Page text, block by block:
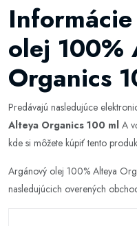
olej 100%
Organics
Predávajú nasledujúce
Alteya Organics 100 ml A
kde si môžete kúpiť tento
Argánový olej 100% Alteya
nasledujúcich overených